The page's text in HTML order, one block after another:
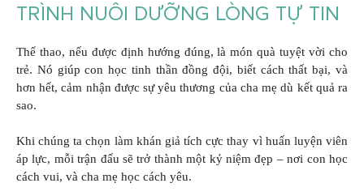
TRÌNH NUÔI DƯỠNG LÒNG TỰ TIN
Thể thao, nếu được định hướng đúng, là món quà tuyệt vời cho
trẻ. Nó giúp con học tinh thần đồng đội, biết cách thất bại, và
hơn hết, cảm nhận được sự yêu thương của cha mẹ dù kết quả ra
sao.
Khi chúng ta chọn làm khán giả tích cực thay vì huấn luyện viên
áp lực, mỗi trận đấu sẽ trở thành một kỷ niệm đẹp – nơi con học
cách vui, và cha mẹ học cách yêu.